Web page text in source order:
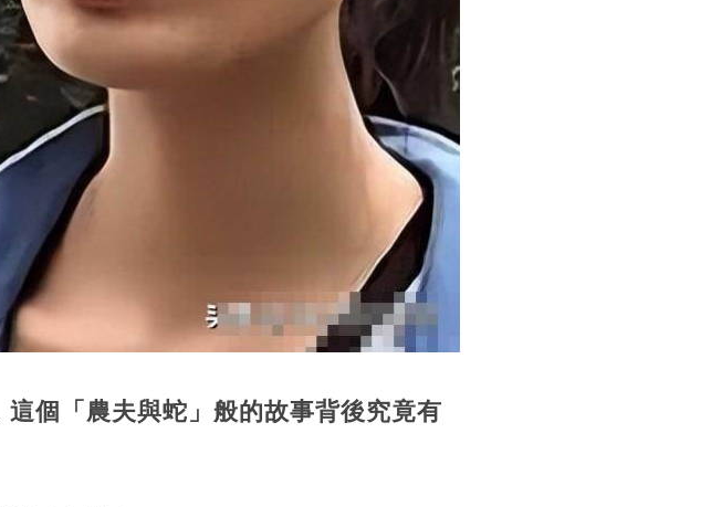
這個「農夫與蛇」般的故事背後究竟有